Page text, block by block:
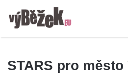
STARS pro